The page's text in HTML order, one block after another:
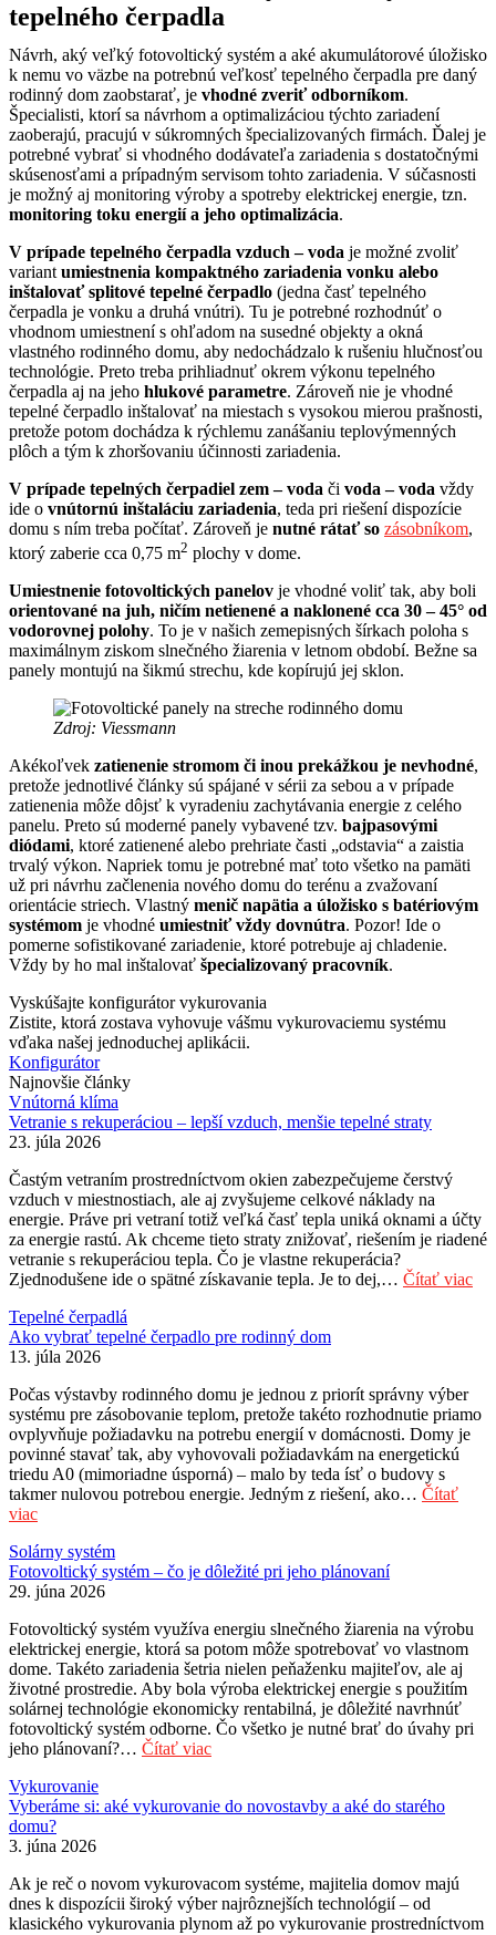
tepelného čerpadla
Návrh, aký veľký fotovoltický systém a aké akumulátorové úložisko
k nemu vo väzbe na potrebnú veľkosť tepelného čerpadla pre daný
rodinný dom zaobstarať, je vhodné zveriť odborníkom.
Špecialisti, ktorí sa návrhom a optimalizáciou týchto zariadení
zaoberajú, pracujú v súkromných špecializovaných firmách. Ďalej je
potrebné vybrať si vhodného dodávateľa zariadenia s dostatočnými
skúsenosťami a prípadným servisom tohto zariadenia. V súčasnosti
je možný aj monitoring výroby a spotreby elektrickej energie, tzn.
monitoring toku energií a jeho optimalizácia.
V prípade tepelného čerpadla vzduch – voda je možné zvoliť
variant umiestnenia kompaktného zariadenia vonku alebo
inštalovať splitové tepelné čerpadlo (jedna časť tepelného
čerpadla je vonku a druhá vnútri). Tu je potrebné rozhodnúť o
vhodnom umiestnení s ohľadom na susedné objekty a okná
vlastného rodinného domu, aby nedochádzalo k rušeniu hlučnosťou
technológie. Preto treba prihliadnuť okrem výkonu tepelného
čerpadla aj na jeho hlukové parametre. Zároveň nie je vhodné
tepelné čerpadlo inštalovať na miestach s vysokou mierou prašnosti,
pretože potom dochádza k rýchlemu zanášaniu teplovýmenných
plôch a tým k zhoršovaniu účinnosti zariadenia.
V prípade tepelných čerpadiel zem – voda či voda – voda vždy
ide o vnútornú inštaláciu zariadenia, teda pri riešení dispozície
domu s ním treba počítať. Zároveň je nutné rátať so zásobníkom,
ktorý zaberie cca 0,75 m2 plochy v dome.
Umiestnenie fotovoltických panelov je vhodné voliť tak, aby boli
orientované na juh, ničím netienené a naklonené cca 30 – 45° od
vodorovnej polohy. To je v našich zemepisných šírkach poloha s
maximálnym ziskom slnečného žiarenia v letnom období. Bežne sa
panely montujú na šikmú strechu, kde kopírujú jej sklon.
Zdroj: Viessmann
Akékoľvek zatienenie stromom či inou prekážkou je nevhodné,
pretože jednotlivé články sú spájané v sérii za sebou a v prípade
zatienenia môže dôjsť k vyradeniu zachytávania energie z celého
panelu. Preto sú moderné panely vybavené tzv. bajpasovými
diódami, ktoré zatienené alebo prehriate časti „odstavia“ a zaistia
trvalý výkon. Napriek tomu je potrebné mať toto všetko na pamäti
už pri návrhu začlenenia nového domu do terénu a zvažovaní
orientácie striech. Vlastný menič napätia a úložisko s batériovým
systémom je vhodné umiestniť vždy dovnútra. Pozor! Ide o
pomerne sofistikované zariadenie, ktoré potrebuje aj chladenie.
Vždy by ho mal inštalovať špecializovaný pracovník.
Vyskúšajte konfigurátor vykurovania
Zistite, ktorá zostava vyhovuje vášmu vykurovaciemu systému
vďaka našej jednoduchej aplikácii.
Konfigurátor
Najnovšie články
Vnútorná klíma
Vetranie s rekuperáciou – lepší vzduch, menšie tepelné straty
23. júla 2026
Častým vetraním prostredníctvom okien zabezpečujeme čerstvý
vzduch v miestnostiach, ale aj zvyšujeme celkové náklady na
energie. Práve pri vetraní totiž veľká časť tepla uniká oknami a účty
za energie rastú. Ak chceme tieto straty znižovať, riešením je riadené
vetranie s rekuperáciou tepla. Čo je vlastne rekuperácia?
Zjednodušene ide o spätné získavanie tepla. Je to dej,… Čítať viac
Tepelné čerpadlá
Ako vybrať tepelné čerpadlo pre rodinný dom
13. júla 2026
Počas výstavby rodinného domu je jednou z priorít správny výber
systému pre zásobovanie teplom, pretože takéto rozhodnutie priamo
ovplyvňuje požiadavku na potrebu energií v domácnosti. Domy je
povinné stavať tak, aby vyhovovali požiadavkám na energetickú
triedu A0 (mimoriadne úsporná) – malo by teda ísť o budovy s
takmer nulovou potrebou energie. Jedným z riešení, ako… Čítať
viac
Solárny systém
Fotovoltický systém – čo je dôležité pri jeho plánovaní
29. júna 2026
Fotovoltický systém využíva energiu slnečného žiarenia na výrobu
elektrickej energie, ktorá sa potom môže spotrebovať vo vlastnom
dome. Takéto zariadenia šetria nielen peňaženku majiteľov, ale aj
životné prostredie. Aby bola výroba elektrickej energie s použitím
solárnej technológie ekonomicky rentabilná, je dôležité navrhnúť
fotovoltický systém odborne. Čo všetko je nutné brať do úvahy pri
jeho plánovaní?… Čítať viac
Vykurovanie
Vyberáme si: aké vykurovanie do novostavby a aké do starého
domu?
3. júna 2026
Ak je reč o novom vykurovacom systéme, majitelia domov majú
dnes k dispozícii široký výber najrôznejších technológií – od
klasického vykurovania plynom až po vykurovanie prostredníctvom